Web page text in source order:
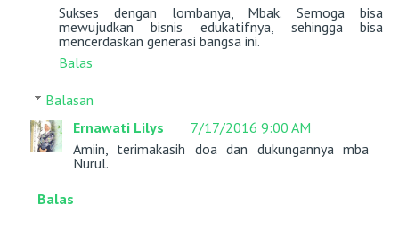
Sukses dengan lombanya, Mbak. Semoga bisa
mewujudkan bisnis edukatifnya, sehingga bisa
mencerdaskan generasi bangsa ini.
Balas
Balasan
Ernawati Lilys
7/17/2016 9:00 AM
Amiin, terimakasih doa dan dukungannya mba
Nurul.
Balas